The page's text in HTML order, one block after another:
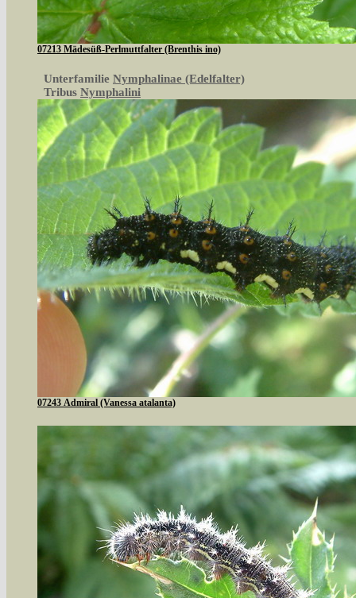
07213 Mädesüß-Perlmuttfalter (Brenthis ino)
Unterfamilie Nymphalinae (Edelfalter)
Tribus Nymphalini
07243 Admiral (Vanessa atalanta)